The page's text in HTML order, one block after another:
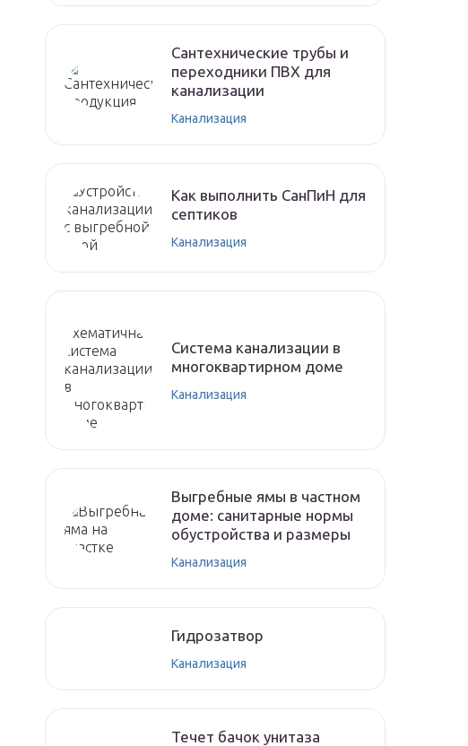
Сантехнические трубы и
переходники ПВХ для
канализации
Канализация
Как выполнить СанПиН для
септиков
Канализация
Система канализации в
многоквартирном доме
Канализация
Выгребные ямы в частном
доме: санитарные нормы
обустройства и размеры
Канализация
Гидрозатвор
Канализация
Течет бачок унитаза